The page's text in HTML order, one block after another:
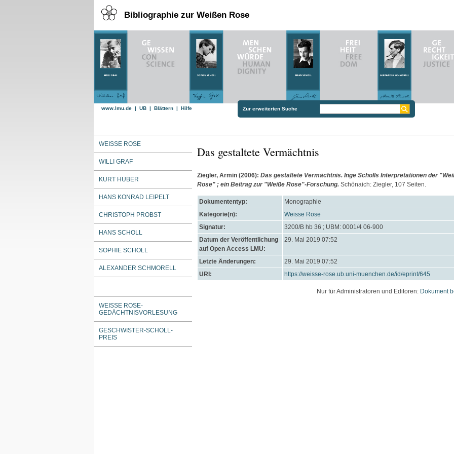
Bibliographie zur Weißen Rose
www.lmu.de| UB| Blättern| Hilfe Zur erweiterten Suche
WEISSE ROSE
WILLI GRAF
KURT HUBER
HANS KONRAD LEIPELT
CHRISTOPH PROBST
HANS SCHOLL
SOPHIE SCHOLL
ALEXANDER SCHMORELL
WEISSE ROSE-G
EDÄCHTNISVORLESUNG
GESCHWISTER-SCHOLL-
PREIS
Das gestaltete Vermächtnis
Ziegler, Armin (2006): Das gestaltete Vermächtnis. Inge Scholls Interpretationen der
Rose" ; ein Beitrag zur "Weiße Rose"-Forschung. Schönaich: Ziegler, 107 Seiten.
Dokumententyp:
Monographie
Kategorie(n):
Weisse Rose
Signatur:
3200/B hb 36 ; UBM: 0001/4 06-900
Datum der Veröffentlichung
auf Open Access LMU:
29. Mai 2019 07:52
Letzte Änderungen:
29. Mai 2019 07:52
URI:
https://weisse-rose.ub.uni-muenchen.de/id/eprint/645
Nur für Administratoren und Editoren: Dokument